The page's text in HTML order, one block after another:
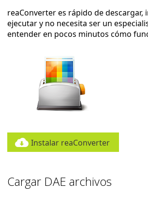
reaConverter es rápido de descargar,
ejecutar y no necesita ser un
entender en pocos minutos cómo
Instalar reaConverter
Cargar DAE archivos